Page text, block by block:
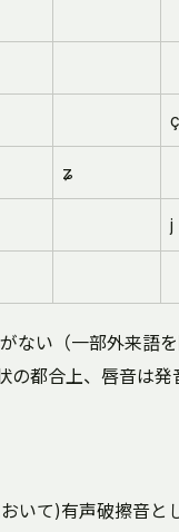
ç
ʑ
j
ない（一部外来語を
の都合上、唇音は
いて)有声破擦音と